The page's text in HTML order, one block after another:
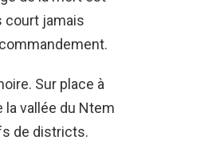
court jamais
Sur place à
vallée du Ntem
de districts.